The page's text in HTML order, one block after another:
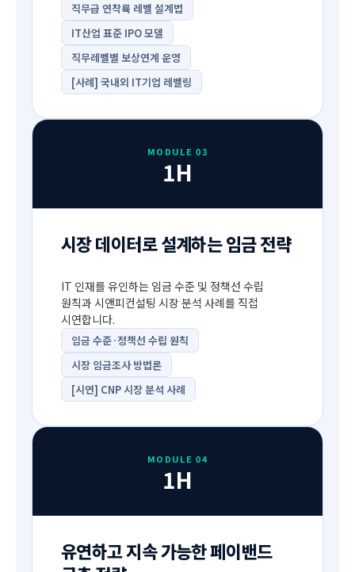
직무급 연착륙 레벨 설계법
IT산업 표준 IPO 모델
직무레벨별 보상연계 운영
[사례] 국내외 IT기업 레벨링
MODULE 03
1H
시장 데이터로 설계하는 임금 전략
IT 인재를 유인하는 임금 수준 및 정책선 수립
원칙과 시앤피컨설팅 시장 분석 사례를 직접
시연합니다.
임금 수준·정책선 수립 원칙
시장 임금조사 방법론
[시연] CNP 시장 분석 사례
MODULE 04
1H
유연하고 지속 가능한 페이밴드